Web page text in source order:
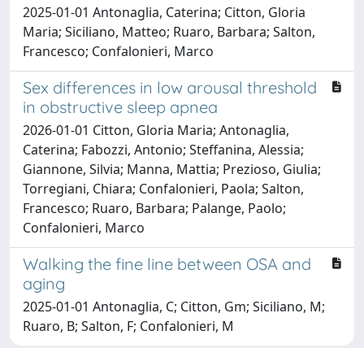
2025-01-01 Antonaglia, Caterina; Citton, Gloria
Maria; Siciliano, Matteo; Ruaro, Barbara; Salton,
Francesco; Confalonieri, Marco
Sex differences in low arousal threshold
in obstructive sleep apnea
2026-01-01 Citton, Gloria Maria; Antonaglia,
Caterina; Fabozzi, Antonio; Steffanina, Alessia;
Giannone, Silvia; Manna, Mattia; Prezioso, Giulia;
Torregiani, Chiara; Confalonieri, Paola; Salton,
Francesco; Ruaro, Barbara; Palange, Paolo;
Confalonieri, Marco
Walking the fine line between OSA and
aging
2025-01-01 Antonaglia, C; Citton, Gm; Siciliano, M;
Ruaro, B; Salton, F; Confalonieri, M